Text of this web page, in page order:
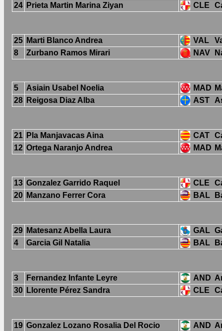
24 Prieta Martin Marina Ziyan CLE
25 Marti Blanco Andrea VAL
8
Zurbano Ramos Mirari NAV
5 Asiain Usabel Noelia MAD
28 Reigosa Diaz Alba AST
21 Pla Manjavacas Aina CAT
12 Ortega Naranjo Andrea MAD
13 Gonzalez Garrido Raquel CLE
20 Manzano Ferrer Cora BAL
29 Matesanz Abella Laura GAL
4
Garcia Gil Natalia BAL
3 Fernandez Infante Leyre AND
30 Llorente Pérez Sandra CLE
19 Gonzalez Lozano Rosalia Del Rocio AND